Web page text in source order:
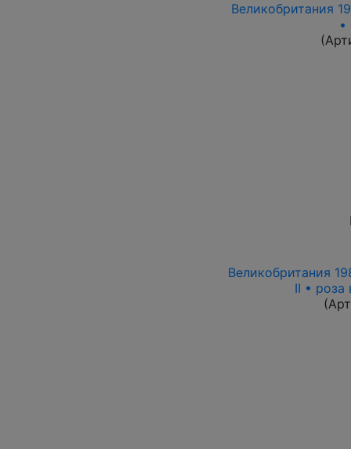
Великобритания
•
Великобритания
II •